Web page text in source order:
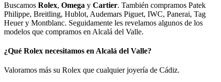
Buscamos Rolex, Omega y Cartier. También compramos Patek
Philippe, Breitling, Hublot, Audemars Piguet, IWC, Panerai, Tag
Heuer y Montblanc. Seguidamente les revelamos algunos de los
modelos que compramos en Alcalá del Valle.
¿Qué Rolex necesitamos en Alcalá del Valle?
Valoramos más su Rolex que cualquier joyería de Cádiz.